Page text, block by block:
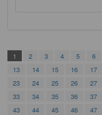
1 2 3 4 5 6
13
14 15 16 17
23
24 25 26 27
33
34 35 36 37
43
44 45 46 47